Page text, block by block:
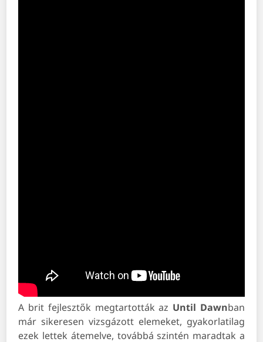
A brit fejlesztők megtartották az Until Dawnban
már sikeresen vizsgázott elemeket, gyakorlatilag
ezek lettek átemelve, továbbá szintén maradtak a